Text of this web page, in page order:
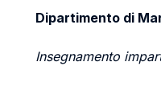
Dipartimento di
Insegnamento